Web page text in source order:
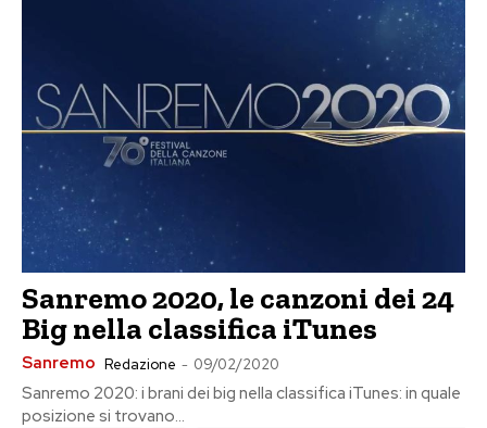
Sanremo 2020, le canzoni dei 24
Big nella classifica iTunes
Sanremo Redazione - 09/02/2020
Sanremo 2020: i brani dei big nella classifica iTunes: in quale
posizione si trovano...